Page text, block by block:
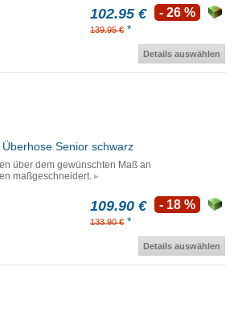
102.95 €
139.95 € *
- 26 %
Details auswählen
Senior schwarz
über dem gewünschten Maß an
maßgeschneidert.
109.90 €
133.90 € *
- 18 %
Details auswählen